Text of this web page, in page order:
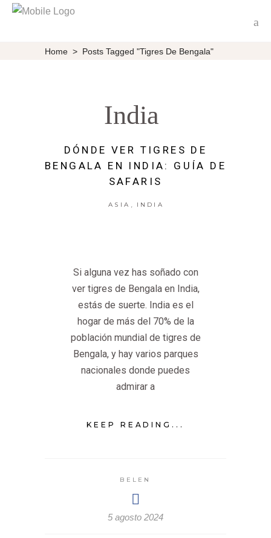
Home > Posts Tagged "tigres De Bengala"
India
DÓNDE VER TIGRES DE
BENGALA EN INDIA: GUÍA DE
SAFARIS
ASIA , INDIA
Si alguna vez has soñado con
ver tigres de Bengala en India,
estás de suerte. India es el
hogar de más del 70% de la
población mundial de tigres de
Bengala, y hay varios parques
nacionales donde puedes
admirar a
KEEP READING...
BELEN
5 agosto 2024